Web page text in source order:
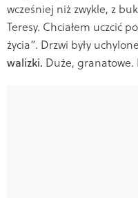
wcześniej niż zwykle, z
Teresy. Chciałem uczcić
życia”. Drzwi były
walizki. Duże, granatowe.